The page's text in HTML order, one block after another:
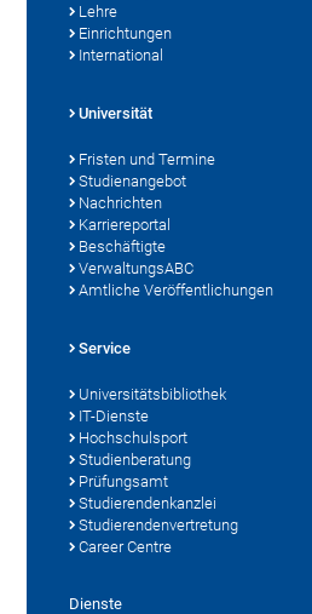
Lehre
Einrichtungen
International
Universität
Fristen und Termine
Studienangebot
Nachrichten
Karriereportal
Beschäftigte
VerwaltungsABC
Amtliche Veröffentlichungen
Service
Universitätsbibliothek
IT-Dienste
Hochschulsport
Studienberatung
Prüfungsamt
Studierendenkanzlei
Studierendenvertretung
Career Centre
Dienste